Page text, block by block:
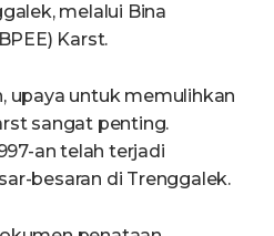
melalui Bina
Karst.
upaya untuk memulihkan
sangat penting.
an telah terjadi
besaran di Trenggalek.